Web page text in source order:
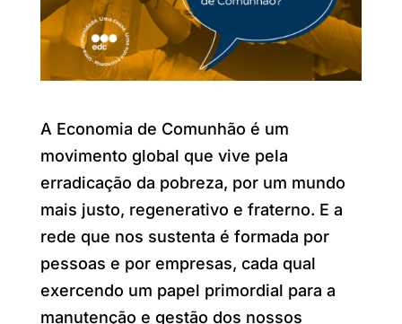
A Economia de Comunhão é um
movimento global que vive pela
erradicação da pobreza, por um mundo
mais justo, regenerativo e fraterno. E a
rede que nos sustenta é formada por
pessoas e por empresas, cada qual
exercendo um papel primordial para a
manutenção e gestão dos nossos